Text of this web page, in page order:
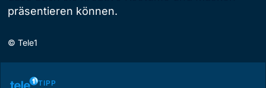
präsentieren können.
© Tele1
TIPP